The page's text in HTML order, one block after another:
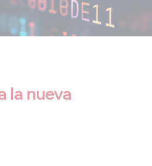
la nueva